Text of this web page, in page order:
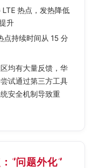
热点，发热降低
升
点持续时间从 15 分
均有大量反馈，华
试通过第三方工具
安全机制导致重
”问题外化”